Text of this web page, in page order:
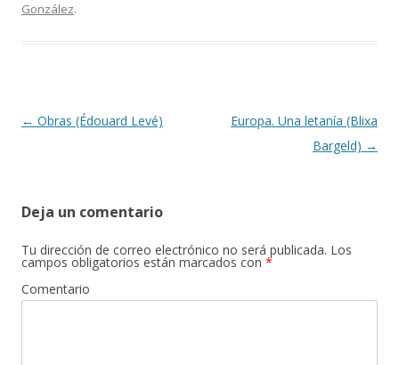
González.
Navegación de entradas
← Obras (Édouard Levé)
Europa. Una letanía (Blixa
Bargeld) →
Deja un comentario
Tu dirección de correo electrónico no será publicada. Los
campos obligatorios están marcados con *
Comentario